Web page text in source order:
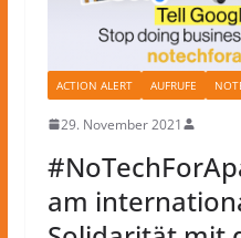
ACTION ALERT AUFRUFE
29. November 2021
am